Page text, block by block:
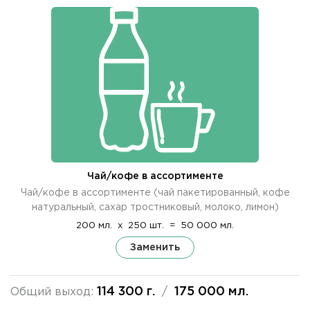
Чай/кофе в ассортименте
Чай/кофе в ассортименте (чай пакетированный, кофе
натуральный, сахар тростниковый, молоко, лимон)
200 мл. x 250 шт. = 50 000 мл.
Заменить
Общий выход: 114 300 г. / 175 000 мл.